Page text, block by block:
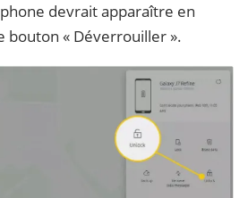
devrait apparaître en
bouton « Déverrouiller ».